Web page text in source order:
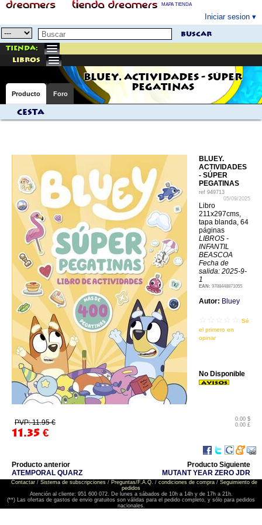
MAPA TIENDA
Iniciar sesion
buscar
Tienda:
libros
BLUEY. ACTIVIDADES - SÚPER
PEGATINAS
Producto Foro
Cesta
BLUEY.
ACTIVIDADES
- SÚPER
PEGATINAS
ref 949713
05/09/2025
Libro
211x297cms,
tapa blanda, 64
páginas
LIBROS -
INFANTIL
BEASCOA
Fecha de
salida: 2025-9-
1
EAN: 9788448871055
Autor: Bluey
Sé
el primero en
opinar
PVP: 11.95 €
11.35 €
0.00 $
0.00 £
No Disponible
Producto anterior
ATEMPORAL QUARZ
Producto Siguiente
MUTANT YEAR ZERO JDR
Contactar/ Sistema de subscripciones/ Preguntas/F.A.Q. / condiciones de compra/ Seguimiento de
pedidos
Atención al cliente: 951 600 072. De lunes a sábados de 10h a 14h y de 17h a 21h.
(**) Las ofertas de gastos de envio gratuitos son válidas para el pedido completo, y sólo para pedidos
nacionales.